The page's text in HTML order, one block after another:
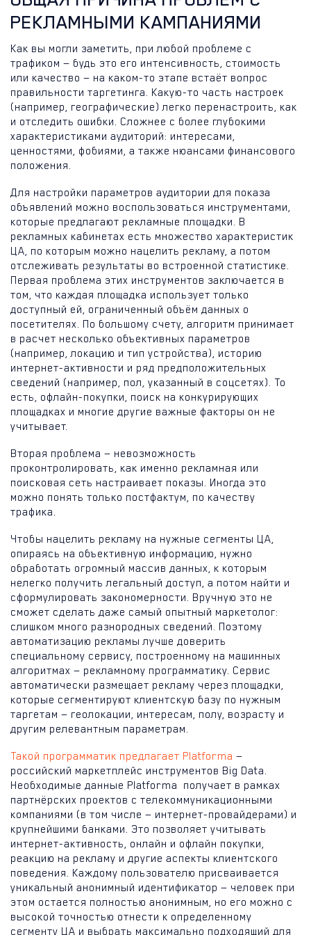
РЕКЛАМНЫМИ КАМПАНИЯМИ
Как вы могли заметить, при любой проблеме с
трафиком — будь это его интенсивность, стоимость
или качество — на каком-то этапе встаёт вопрос
правильности таргетинга. Какую-то часть настроек
(например, географические) легко перенастроить, как
и отследить ошибки. Сложнее с более глубокими
характеристиками аудиторий: интересами,
ценностями, фобиями, а также нюансами финансового
положения.
Для настройки параметров аудитории для показа
объявлений можно воспользоваться инструментами,
которые предлагают рекламные площадки. В
рекламных кабинетах есть множество характеристик
ЦА, по которым можно нацелить рекламу, а потом
отслеживать результаты во встроенной статистике.
Первая проблема этих инструментов заключается в
том, что каждая площадка использует только
доступный ей, ограниченный объём данных о
посетителях. По большому счету, алгоритм принимает
в расчет несколько объективных параметров
(например, локацию и тип устройства), историю
интернет-активности и ряд предположительных
сведений (например, пол, указанный в соцсетях). То
есть, офлайн-покупки, поиск на конкурирующих
площадках и многие другие важные факторы он не
учитывает.
Вторая проблема — невозможность
проконтролировать, как именно рекламная или
поисковая сеть настраивает показы. Иногда это
можно понять только постфактум, по качеству
трафика.
Чтобы нацелить рекламу на нужные сегменты ЦА,
опираясь на объективную информацию, нужно
обработать огромный массив данных, к которым
нелегко получить легальный доступ, а потом найти и
сформулировать закономерности. Вручную это не
сможет сделать даже самый опытный маркетолог:
слишком много разнородных сведений. Поэтому
автоматизацию рекламы лучше доверить
специальному сервису, построенному на машинных
алгоритмах — рекламному программатику. Сервис
автоматически размещает рекламу через площадки,
которые сегментируют клиентскую базу по нужным
таргетам — геолокации, интересам, полу, возрасту и
другим релевантным параметрам.
Такой программатик предлагает Platforma —
российский маркетплейс инструментов Big Data.
Необходимые данные Platforma получает в рамках
партнёрских проектов с телекоммуникационными
компаниями (в том числе — интернет-провайдерами) и
крупнейшими банками. Это позволяет учитывать
интернет-активность, онлайн и офлайн покупки,
реакцию на рекламу и другие аспекты клиентского
поведения. Каждому пользователю присваивается
уникальный анонимный идентификатор — человек при
этом остается полностью анонимным, но его можно с
высокой точностью отнести к определенному
сегменту ЦА и выбрать максимально подходящий для